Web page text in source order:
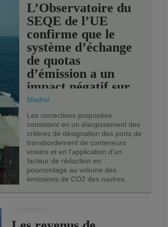
L’Observatoire du
SEQE de l’UE
confirme que le
système d’échange
de quotas
d’émission a un
impact négatif sur
les ports de l’UE.
Madrid
Les corrections proposées
consistent en un élargissement des
critères de désignation des ports de
transbordement de conteneurs
voisins et en l'application d'un
facteur de réduction en
pourcentage au volume des
émissions de CO2 des navires.